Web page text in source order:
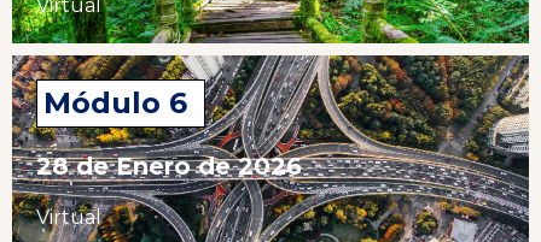
Virtual
Módulo 6
28 de Enero de 2026
Virtual